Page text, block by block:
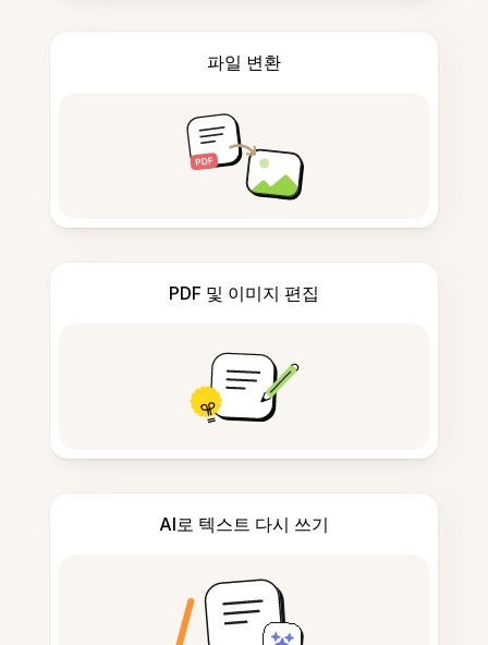
파일 변환
PDF 및 이미지 편집
AI로 텍스트 다시 쓰기